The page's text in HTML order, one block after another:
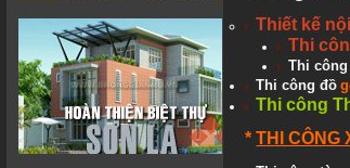
Thiết kế
Thi
Thi
Thi công đồ
Thi công
*THI CÔNG